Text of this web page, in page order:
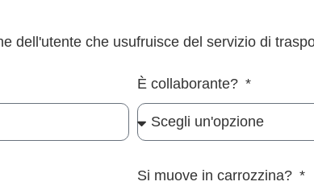
dell'utente che usufruisce del servizio di
È collaborante?
Si muove in carrozzina?